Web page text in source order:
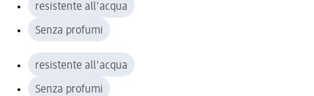
resistente all'acqua
Senza profumi
resistente all'acqua
Senza profumi